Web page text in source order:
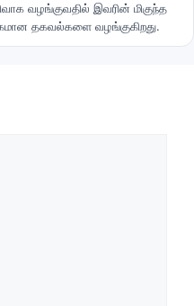
வழங்குவதில் இவரின் மிகுந்த
தகவல்களை வழங்குகிறது.